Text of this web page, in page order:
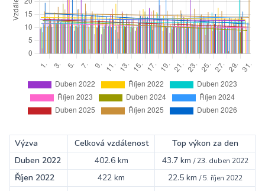
Výzva Celková vzdálenost
Top výkon za den
Duben 2022
402.6 km 43.7 km /23. duben 2022
Říjen 2022 422 km 22.5 km /5. říjen 2022